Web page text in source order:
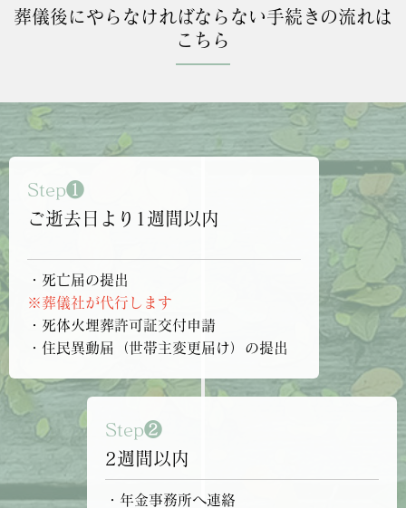
葬儀後にやらなければならない手続きの流れは
こちら
Step❶
ご逝去日より1週間以内
・死亡届の提出
※葬儀社が代行します
・死体火埋葬許可証交付申請
・住民異動届（世帯主変更届け）の提出
Step❷
2週間以内
・年金事務所へ連絡